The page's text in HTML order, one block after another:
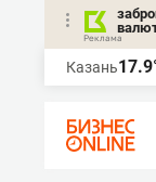
Казань